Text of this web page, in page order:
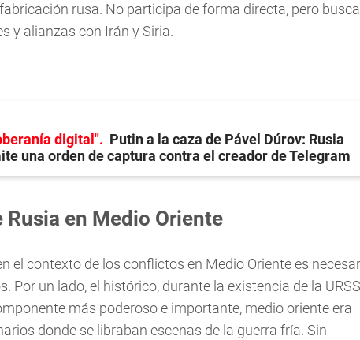
rusa. No participa de forma directa, pero busca
y alianzas con Irán y Siria.
digital"
Putin a la caza de Pável Dúrov: Rusia
una orden de captura contra el creador de Telegram
Rusia en Medio Oriente
el contexto de los conflictos en Medio Oriente es
Por un lado, el histórico, durante la existencia de la
más poderoso e importante, medio oriente era
donde se libraban escenas de la guerra fría. Sin